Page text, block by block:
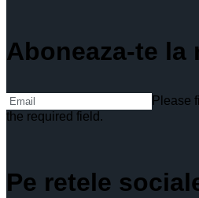
Aboneaza-te la
Please
the required field.
Pe retele